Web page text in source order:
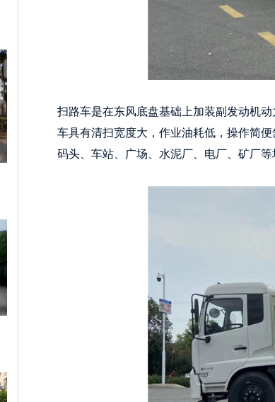
扫路车是在东风底盘基础上加装副发动机
车具有清扫宽度大，作业油耗低，操作简
码头、车站、广场、水泥厂、电厂、矿厂